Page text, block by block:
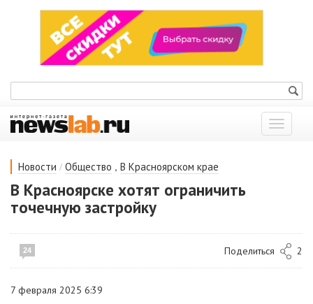
Показать
меню
Новости / Общество , В Красноярском крае
В Красноярске хотят ограничить
точечную застройку
24 Поделиться 2
7 февраля 2025 6:39